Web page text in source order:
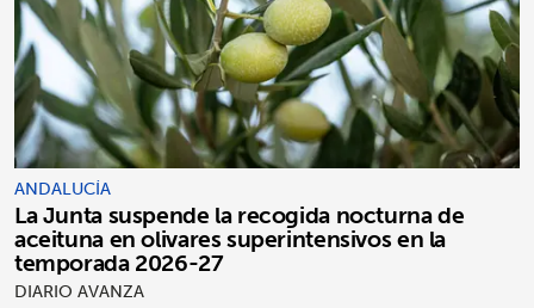
ANDALUCÍA
La Junta suspende la recogida nocturna de
aceituna en olivares superintensivos en la
temporada 2026-27
DIARIO AVANZA